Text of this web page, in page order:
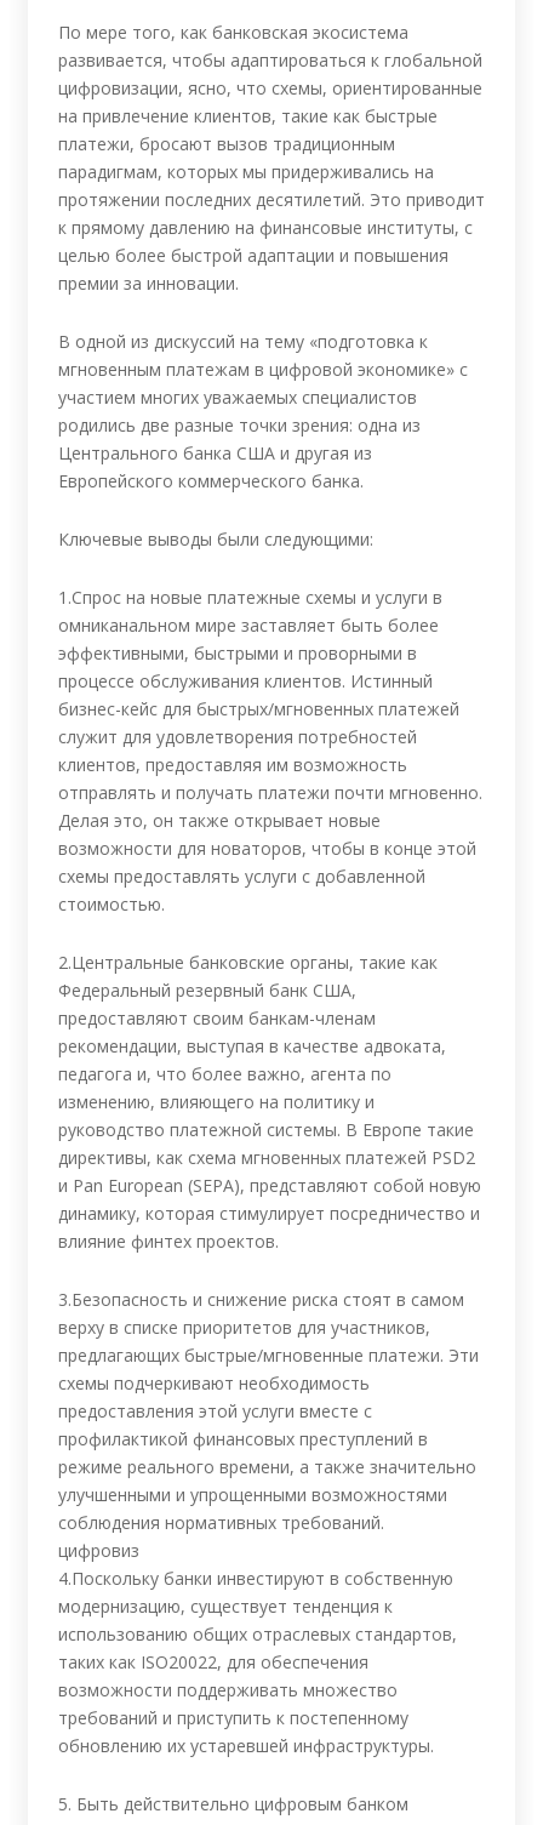
По мере того, как банковская экосистема
развивается, чтобы адаптироваться к глобальной
цифровизации, ясно, что схемы, ориентированные
на привлечение клиентов, такие как быстрые
платежи, бросают вызов традиционным
парадигмам, которых мы придерживались на
протяжении последних десятилетий. Это приводит
к прямому давлению на финансовые институты, с
целью более быстрой адаптации и повышения
премии за инновации.
В одной из дискуссий на тему «подготовка к
мгновенным платежам в цифровой экономике» с
участием многих уважаемых специалистов
родились две разные точки зрения: одна из
Центрального банка США и другая из
Европейского коммерческого банка.
Ключевые выводы были следующими:
1.Спрос на новые платежные схемы и услуги в
омниканальном мире заставляет быть более
эффективными, быстрыми и проворными в
процессе обслуживания клиентов. Истинный
бизнес-кейс для быстрых/мгновенных платежей
служит для удовлетворения потребностей
клиентов, предоставляя им возможность
отправлять и получать платежи почти мгновенно.
Делая это, он также открывает новые
возможности для новаторов, чтобы в конце этой
схемы предоставлять услуги с добавленной
стоимостью.
2.Центральные банковские органы, такие как
Федеральный резервный банк США,
предоставляют своим банкам-членам
рекомендации, выступая в качестве адвоката,
педагога и, что более важно, агента по
изменению, влияющего на политику и
руководство платежной системы. В Европе такие
директивы, как схема мгновенных платежей PSD2
и Pan European (SEPA), представляют собой новую
динамику, которая стимулирует посредничество и
влияние финтех проектов.
3.Безопасность и снижение риска стоят в самом
верху в списке приоритетов для участников,
предлагающих быстрые/мгновенные платежи. Эти
схемы подчеркивают необходимость
предоставления этой услуги вместе с
профилактикой финансовых преступлений в
режиме реального времени, а также значительно
улучшенными и упрощенными возможностями
соблюдения нормативных требований.
цифровиз
4.Поскольку банки инвестируют в собственную
модернизацию, существует тенденция к
использованию общих отраслевых стандартов,
таких как ISO20022, для обеспечения
возможности поддерживать множество
требований и приступить к постепенному
обновлению их устаревшей инфраструктуры.
5. Быть действительно цифровым банком